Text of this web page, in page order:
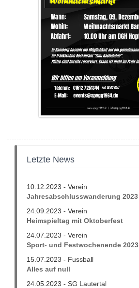
Letzte News
10.12.2023 - Verein
Jahresabschlusswanderung 2023
24.09.2023 - Verein
Heimspieltag mit Oktoberfest
24.07.2023 - Verein
Sport- und Festwochenende 2023
15.07.2023 - Fussball
Alles auf null
24.05.2023 - SG Lautertal